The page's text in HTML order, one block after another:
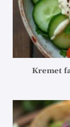
Kremet